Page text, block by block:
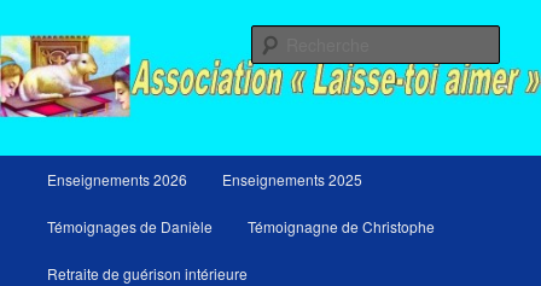
au
contenu
principal
principal
Enseignements 2026 Enseignements 2025
Témoignages de Danièle Témoignagne de Christophe
Retraite de guérison intérieure